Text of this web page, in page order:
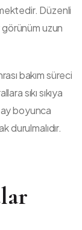
Düzenli
uzun
bakım süreci
sıkı sıkıya
ay boyunca
durulmalıdır.